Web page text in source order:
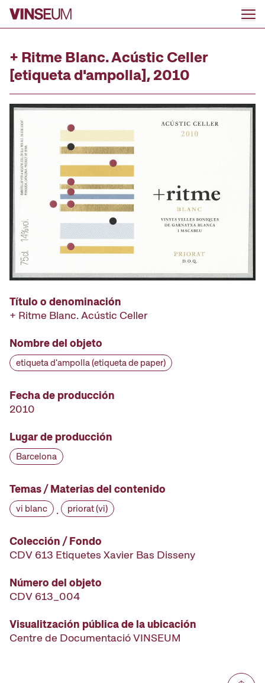
Ir al contenido
+ Ritme Blanc. Acústic Celler
[etiqueta d'ampolla], 2010
Título o denominación
+ Ritme Blanc. Acústic Celler
Nombre del objeto
etiqueta d'ampolla (etiqueta de paper)
Fecha de producción
2010
Lugar de producción
Barcelona
Temas / Materias del contenido
vi blanc · priorat (vi)
Colección / Fondo
CDV 613 Etiquetes Xavier Bas Disseny
Número del objeto
CDV 613_004
Visualitzación pública de la ubicación
Centre de Documentació VINSEUM